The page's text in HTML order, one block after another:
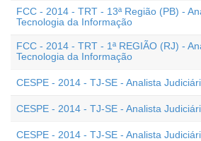
FCC - 2014 - TRT - 13ª Região (PB) -
Tecnologia da Informação
FCC - 2014 - TRT - 1ª REGIÃO (RJ) -
Tecnologia da Informação
CESPE - 2014 - TJ-SE - Analista
CESPE - 2014 - TJ-SE - Analista
CESPE - 2014 - TJ-SE - Analista